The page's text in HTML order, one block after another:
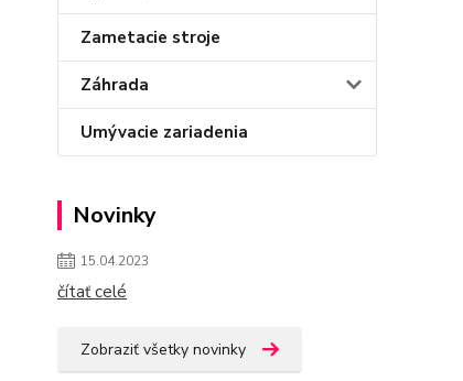
Zametacie stroje
Záhrada
Umývacie zariadenia
Novinky
15.04.2023
čítať celé
Zobraziť všetky novinky